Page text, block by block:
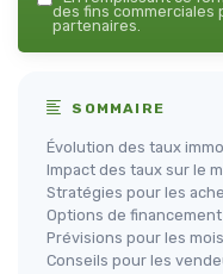
des fins commerciales
partenaires.
SOMMAIRE
Évolution des taux
Impact des taux sur le
Stratégies pour les
Options de
Prévisions pour les
Conseils pour les